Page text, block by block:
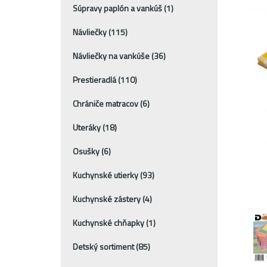
Súpravy paplón a vankúš(1)
Návliečky(115)
Návliečky na vankúše(36)
Prestieradlá(110)
Chrániče matracov(6)
Uteráky(18)
Osušky(6)
Kuchynské utierky(93)
Kuchynské zástery(4)
Kuchynské chňapky(1)
Detský sortiment(85)